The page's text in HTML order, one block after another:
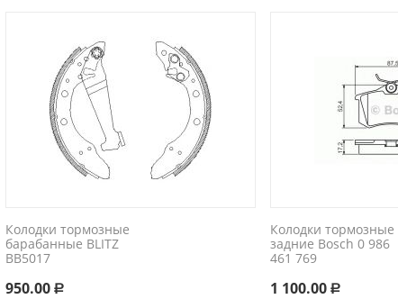
Колодки тормозные
барабанные BLITZ
BB5017
950.00 Р
Колодки тормозные
задние Bosch 0 986
461 769
1 100.00 Р